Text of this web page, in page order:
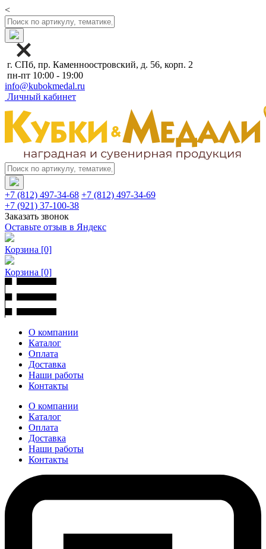
<
г. СПб, пр. Каменноостровский, д. 56, корп. 2
пн-пт 10:00 - 19:00
info@kubokmedal.ru
Личный кабинет
+7 (812) 497-34-68 +7 (812) 497-34-69
+7 (921) 37-100-38
Заказать звонок
Оставьте отзыв в Яндекс
Корзина [0]
Корзина [0]
О компании
Каталог
Оплата
Доставка
Наши работы
Контакты
О компании
Каталог
Оплата
Доставка
Наши работы
Контакты